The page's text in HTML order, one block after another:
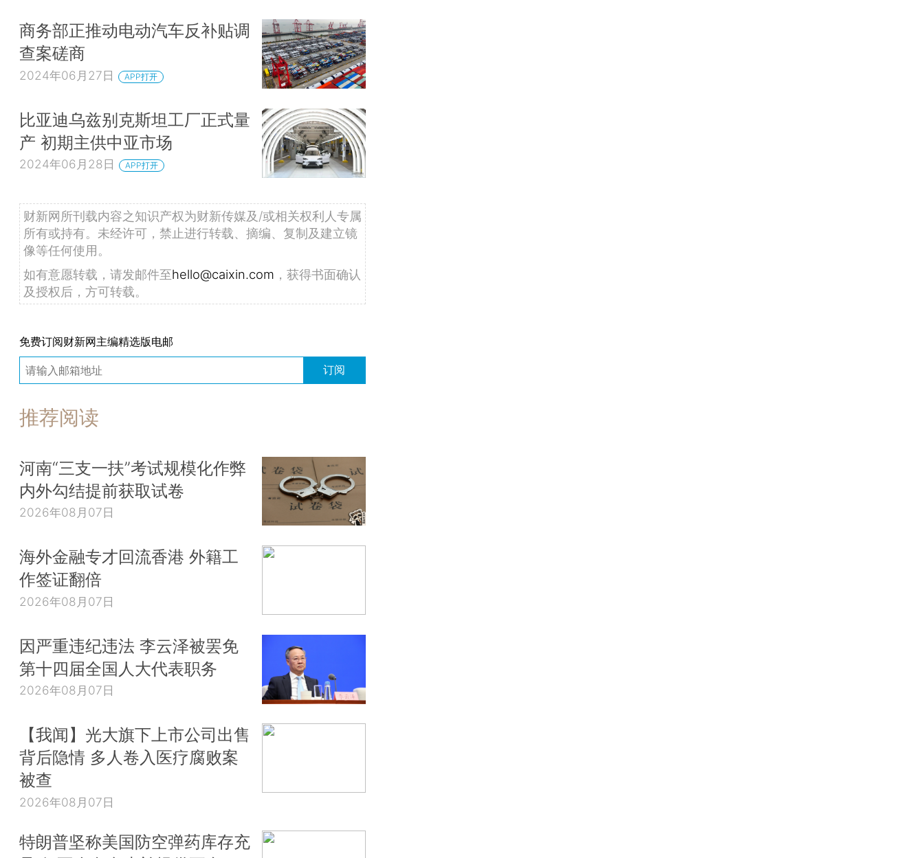
商务部正推动电动汽车反补贴调
查案磋商
2024年06月27日 APP打开
比亚迪乌兹别克斯坦工厂正式量
产 初期主供中亚市场
2024年06月28日 APP打开
财新网所刊载内容之知识产权为财新传媒及/或相关权利人专属
所有或持有。未经许可，禁止进行转载、摘编、复制及建立镜
像等任何使用。
如有意愿转载，请发邮件至hello@caixin.com ，获得书面确认
及授权后，方可转载。
免费订阅财新网主编精选版电邮
订阅
推荐阅读
河南“三支一扶”考试规模化作弊
内外勾结提前获取试卷
2026年08月07日
海外金融专才回流香港 外籍工
作签证翻倍
2026年08月07日
因严重违纪违法 李云泽被罢免
第十四届全国人大代表职务
2026年08月07日
【我闻】光大旗下上市公司出售
背后隐情 多人卷入医疗腐败案
被查
2026年08月07日
特朗普坚称美国防空弹药库存充